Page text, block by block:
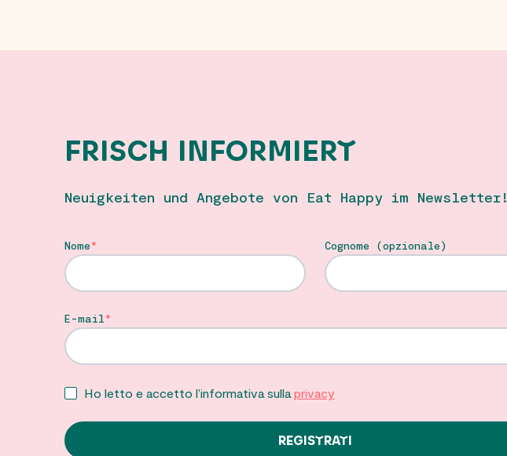
FRISCH INFORMIERT
Neuigkeiten und Angebote von Eat Happy im Newsletter!
Nome Cognome (opzionale)
E-mail
Ho letto e accetto l’informativa sullaprivacy